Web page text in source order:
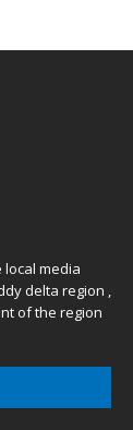
media
delta region ,
of the region